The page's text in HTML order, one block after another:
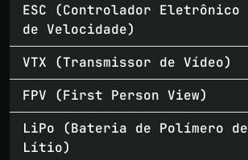
ESC (Controlador Eletrônico
de Velocidade)
VTX (Transmissor de Vídeo)
FPV (First Person View)
LiPo (Bateria de Polímero de
Lítio)